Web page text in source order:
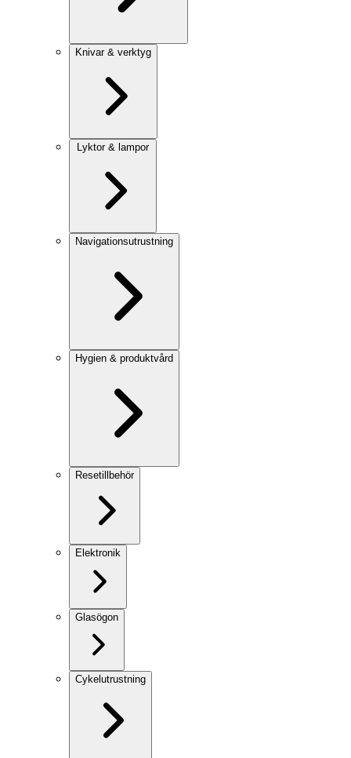
Knivar & verktyg
Lyktor & lampor
Navigationsutrustning
Hygien & produktvård
Resetillbehör
Elektronik
Glasögon
Cykelutrustning